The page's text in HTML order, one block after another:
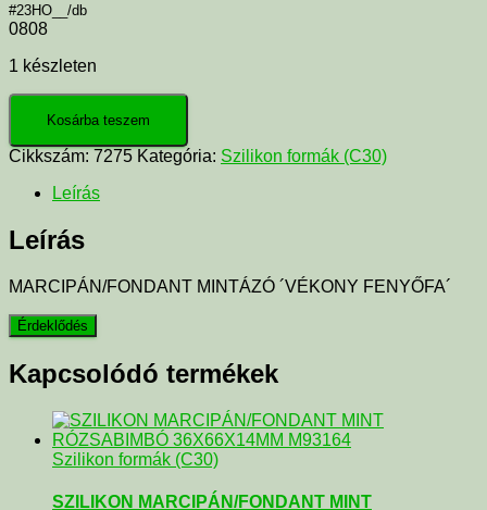
#23HO__/db
0808
1 készleten
Kosárba teszem
Cikkszám: 7275 Kategória: Szilikon formák (C30)
Leírás
Leírás
MARCIPÁN/FONDANT MINTÁZÓ ´VÉKONY FENYŐFA´
Kapcsolódó termékek
Szilikon formák (C30)
SZILIKON MARCIPÁN/FONDANT MINT